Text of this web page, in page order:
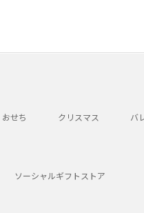
おせち クリスマス バ
ソーシャルギフトストア